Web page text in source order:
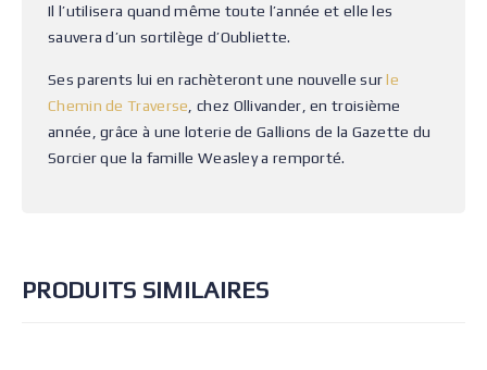
Il l’utilisera quand même toute l’année et elle les
sauvera d’un sortilège d’Oubliette.
Ses parents lui en rachèteront une nouvelle surle
Chemin de Traverse , chez Ollivander, en troisième
année, grâce à une loterie de Gallions de la Gazette du
Sorcier que la famille Weasley a remporté.
PRODUITS SIMILAIRES